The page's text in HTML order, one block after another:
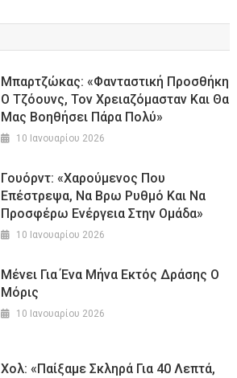
Μπαρτζώκας: «Φανταστική Προσθήκη
Ο Τζόουνς, Τον Χρειαζόμασταν Και Θα
Μας Βοηθήσει Πάρα Πολύ»
10 Ιανουαρίου 2026
Γουόρντ: «Χαρούμενος Που
Επέστρεψα, Να Βρω Ρυθμό Και Να
Προσφέρω Ενέργεια Στην Ομάδα»
10 Ιανουαρίου 2026
Μένει Για Ένα Μήνα Εκτός Δράσης Ο
Μόρις
10 Ιανουαρίου 2026
Χολ: «Παίξαμε Σκληρά Για 40 Λεπτά,